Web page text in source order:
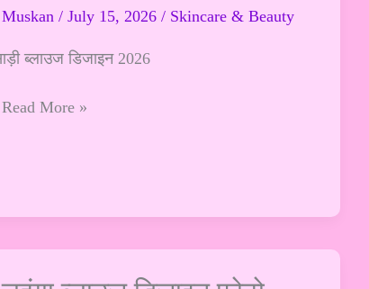
Muskan/July 15, 2026/ Skincare & Beauty
10
आसान
और
Read More »
लहंगा